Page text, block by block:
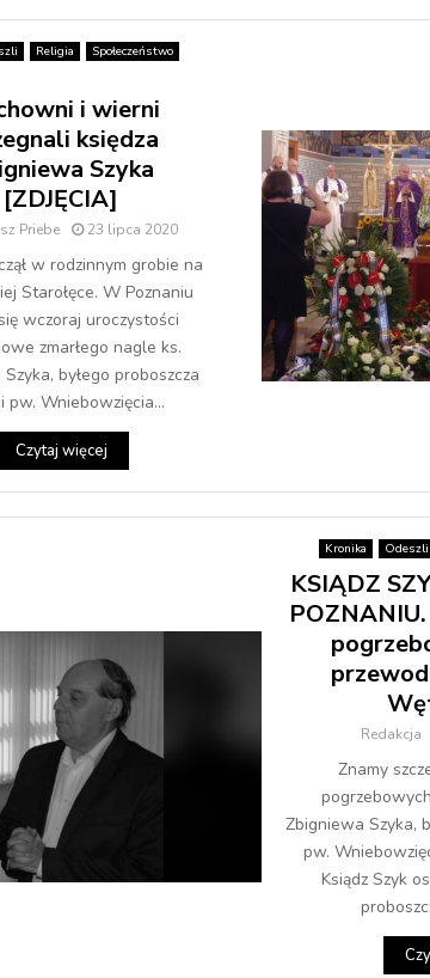
Religia
Społeczeństwo
i wierni
księdza
Szyka
[ZDJĘCIA]
Priebe 23 lipca 2020
w rodzinnym grobie na
Starołęce. W Poznaniu
wczoraj uroczystości
zmarłego nagle ks.
byłego proboszcza
pw. Wniebowzięcia...
Czytaj więcej
Kronika Odeszli
KSIĄDZ
Redakcja
Znamy
Zbigniewa Szyka,
pw.
Ksiądz Szyk